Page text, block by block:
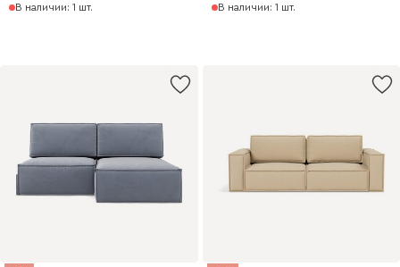
В наличии: 1 шт. В наличии: 1 шт.